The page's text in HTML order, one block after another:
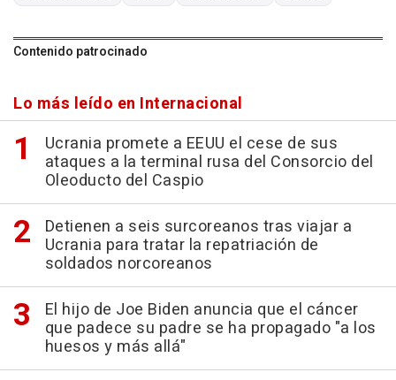
Contenido patrocinado
Lo más leído en Internacional
Ucrania promete a EEUU el cese de sus
ataques a la terminal rusa del Consorcio del
Oleoducto del Caspio
Detienen a seis surcoreanos tras viajar a
Ucrania para tratar la repatriación de
soldados norcoreanos
El hijo de Joe Biden anuncia que el cáncer
que padece su padre se ha propagado "a los
huesos y más allá"